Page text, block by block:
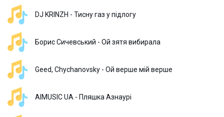
DJ KRINZH - Тисну газ у підлогу
Борис Сичевський - Ой зятя вибирала
Geed, Chychanovsky - Ой верше мій верше
AIMUSIC UA - Пляшка Азнаурі